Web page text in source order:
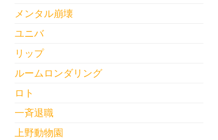
メンタル崩壊
ユニバ
リップ
ルームロンダリング
ロト
一斉退職
上野動物園